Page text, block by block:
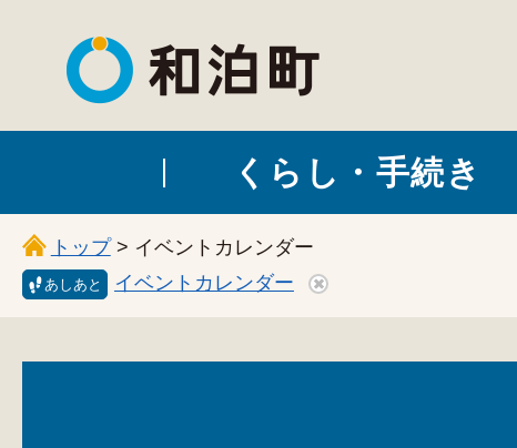
和泊町
くらし・手続き
トップ> イベントカレンダー
あしあと イベントカレンダー